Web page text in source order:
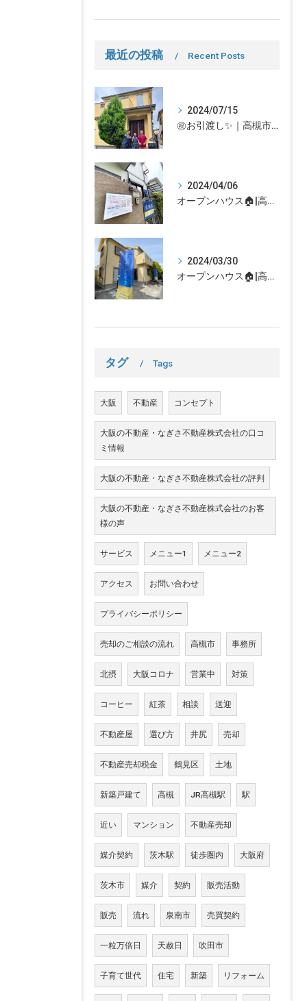
最近の投稿 Recent Posts
2024/07/15
㊗お引渡し✨｜高槻市での不動産売却、不動産売買の事、何でもなぎさ不動産までご相談ください！
2024/04/06
オープンハウス🏠|高槻市の不動産売却、不動産空き家のご相談はなぎさ不動産まで！
2024/03/30
オープンハウス🏠|高槻市の不動産売却、不動産空き家のご相談はなぎさ不動産まで！
タグ Tags
大阪 不動産 コンセプト
大阪の不動産・なぎさ不動産株式会社の口コ
ミ情報
大阪の不動産・なぎさ不動産株式会社の評判
大阪の不動産・なぎさ不動産株式会社のお客
様の声
サービス メニュー1 メニュー2
アクセス お問い合わせ
プライバシーポリシー
売却のご相談の流れ 高槻市 事務所
北摂 大阪コロナ 営業中 対策
コーヒー 紅茶 相談 送迎
不動産屋 選び方 井尻 売却
不動産売却税金 鶴見区 土地
新築戸建て 高槻 JR高槻駅 駅
近い マンション 不動産売却
媒介契約 茨木駅 徒歩圏内 大阪府
茨木市 媒介 契約 販売活動
販売 流れ 泉南市 売買契約
一粒万倍日 天赦日 吹田市
子育て世代 住宅 新築 リフォーム